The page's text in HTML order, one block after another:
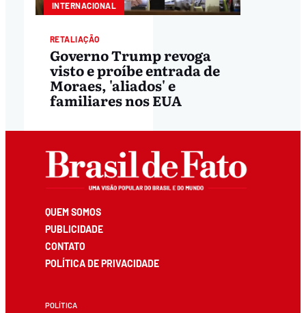
INTERNACIONAL
RETALIAÇÃO
Governo Trump revoga
visto e proíbe entrada de
Moraes, 'aliados' e
familiares nos EUA
QUEM SOMOS
PUBLICIDADE
CONTATO
POLÍTICA DE PRIVACIDADE
POLÍTICA